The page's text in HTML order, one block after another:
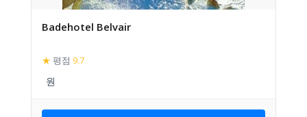
Badehotel Belvair
★ 평점 9.7